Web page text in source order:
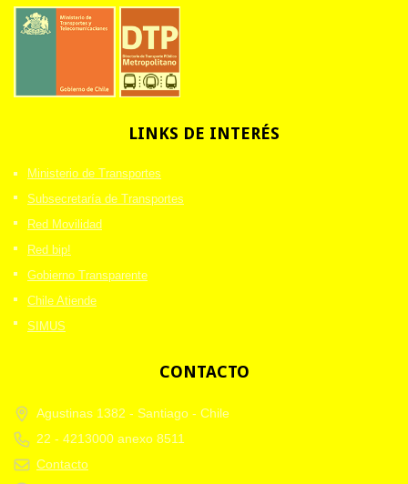
LINKS DE INTERÉS
Ministerio de Transportes
Subsecretaría de Transportes
Red Movilidad
Red bip!
Gobierno Transparente
Chile Atiende
SIMUS
CONTACTO
Agustinas 1382 - Santiago - Chile
22 - 4213000 anexo 8511
Contacto